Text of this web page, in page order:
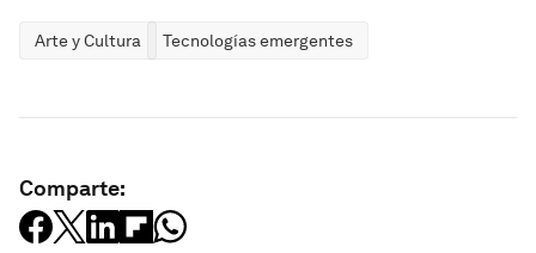
Arte y Cultura Tecnologías emergentes
Comparte: